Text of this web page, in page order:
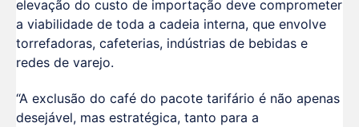
elevação do custo de importação deve comprometer
a viabilidade de toda a cadeia interna, que envolve
torrefadoras, cafeterias, indústrias de bebidas e
redes de varejo.
“A exclusão do café do pacote tarifário é não apenas
desejável, mas estratégica, tanto para a